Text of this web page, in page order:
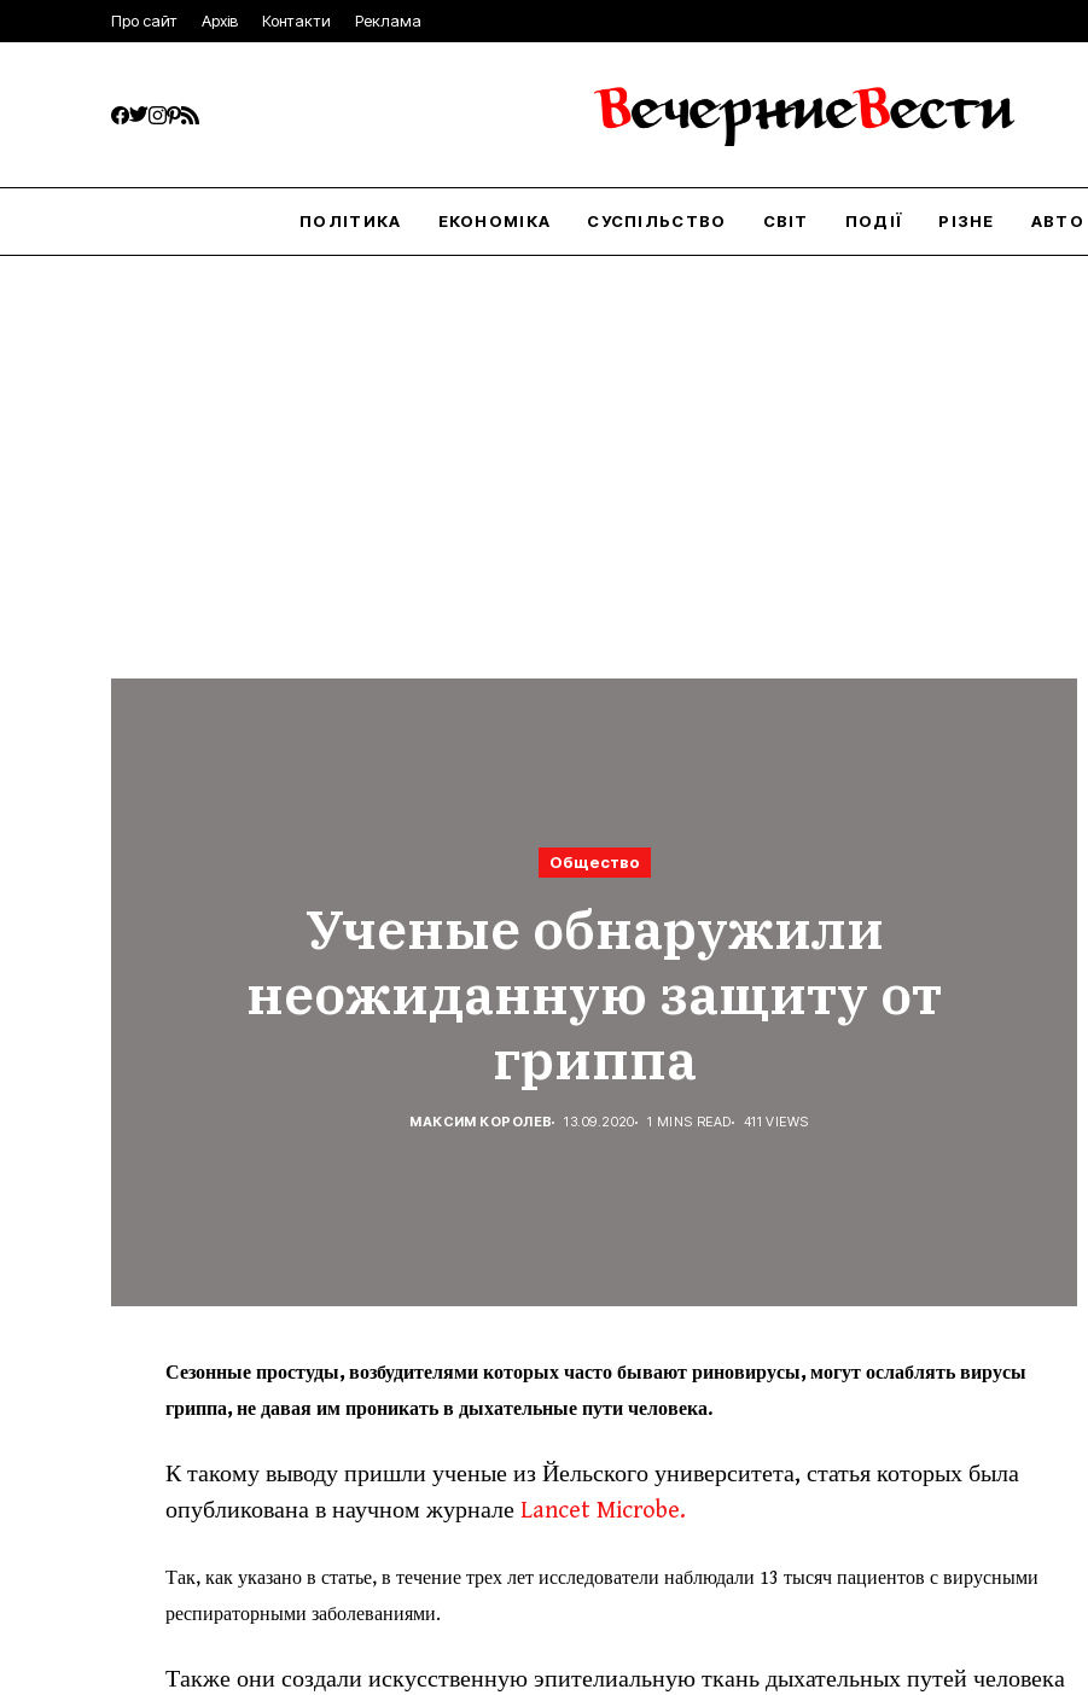
Про сайт Архів Контакти Реклама
ПОЛІТИКА ЕКОНОМІКА СУСПІЛЬСТВО СВІТ ПОДІЇ РІЗНЕ АВТО
Общество
Ученые обнаружили
неожиданную защиту от
гриппа
МАКСИМ КОРОЛЕВ 13.09.2020 1 MINS READ 411 VIEWS
Сезонные простуды, возбудителями которых часто бывают риновирусы, могут ослаблять вирусы
гриппа, не давая им проникать в дыхательные пути человека.
К такому выводу пришли ученые из Йельского университета, статья которых была
опубликована в научном журнале Lancet Microbe.
Так, как указано в статье, в течение трех лет исследователи наблюдали 13 тысяч пациентов с вирусными
респираторными заболеваниями.
Также они создали искусственную эпителиальную ткань дыхательных путей человека